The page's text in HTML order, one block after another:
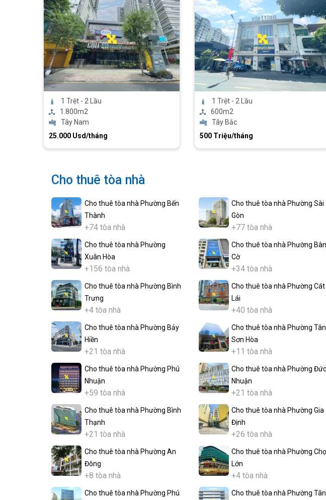
1 Trệt - 2 Lầu
1.800m2
Tây Nam
25.000 Usd/tháng
1 Trệt - 2 Lầu
600m2
Tây Bắc
500 Triệu/tháng
Cho thuê tòa nhà
Cho thuê tòa nhà Phường Bến
Thành
+74 tòa nhà
Cho thuê tòa nhà Phường Sài
Gòn
+77 tòa nhà
Cho thuê tòa nhà Phường
Xuân Hòa
+156 tòa nhà
Cho thuê tòa nhà Phường Bàn
Cờ
+34 tòa nhà
Cho thuê tòa nhà Phường Bình
Trưng
+4 tòa nhà
Cho thuê tòa nhà Phường Cát
Lái
+40 tòa nhà
Cho thuê tòa nhà Phường Bảy
Hiền
+21 tòa nhà
Cho thuê tòa nhà Phường Tân
Sơn Hòa
+11 tòa nhà
Cho thuê tòa nhà Phường Phú
Nhuận
+59 tòa nhà
Cho thuê tòa nhà Phường Đức
Nhuận
+21 tòa nhà
Cho thuê tòa nhà Phường Bình
Thạnh
+21 tòa nhà
Cho thuê tòa nhà Phường Gia
Định
+26 tòa nhà
Cho thuê tòa nhà Phường An
Đông
+8 tòa nhà
Cho thuê tòa nhà Phường
Lớn
+4 tòa nhà
Cho thuê tòa nhà Phường Phú
Cho thuê tòa nhà Phường Tân